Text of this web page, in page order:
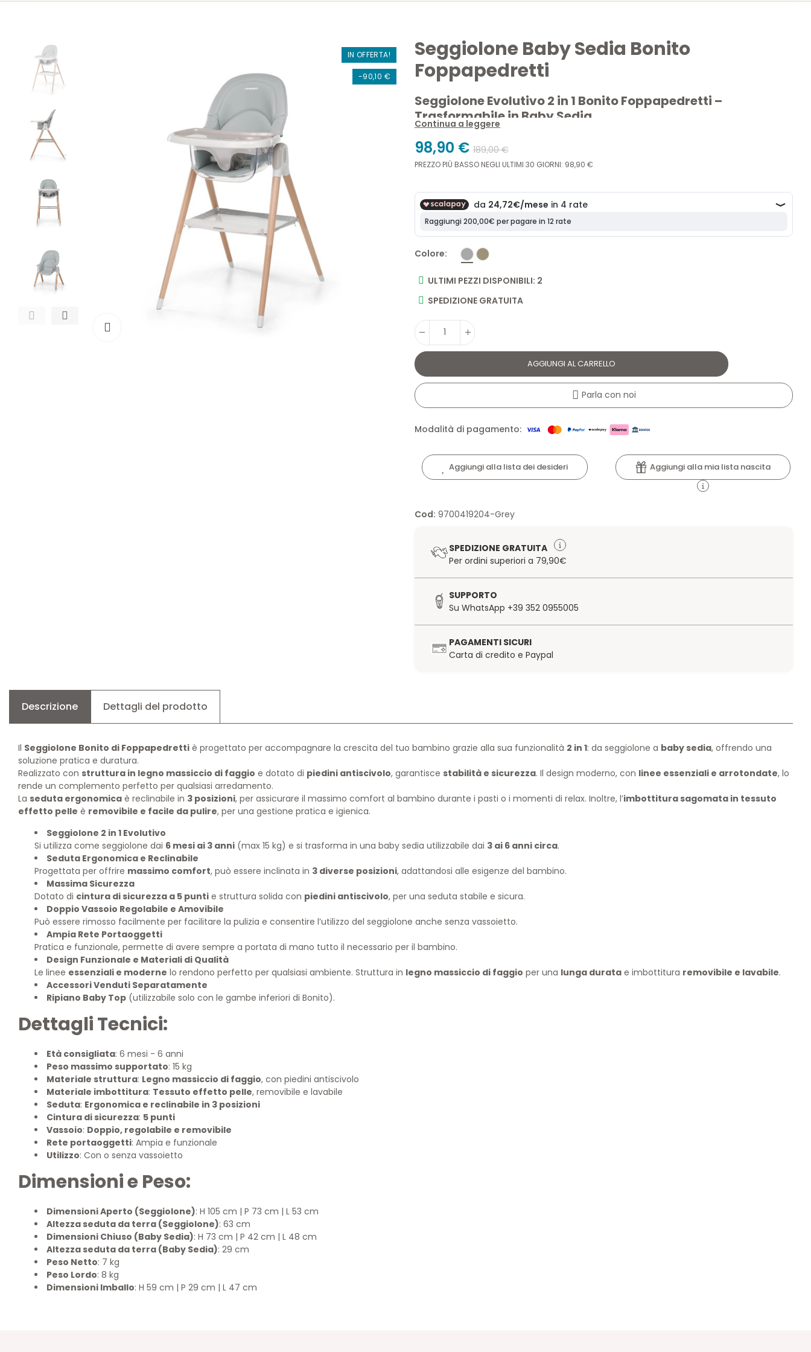
IN OFFERTA!
-90,10 €
Seggiolone Baby Sedia Bonito
Foppapedretti
Seggiolone Evolutivo 2 in 1 Bonito Foppapedretti –
Trasformabile in Baby Sedia
IlSeggiolone Bonito di Foppapedretti
dai6 mesi ai 3 anni(max 15 kg) e trasformabile in una comoda
bambini fino ai6 anni. Con un design elegante e funzionale, si adatta a qualsiasi
Continua a leggere
98,90 € 189,00 €
PREZZO PIÙ BASSO NEGLI ULTIMI 30 GIORNI: 98,90 €
Colore
ULTIMI PEZZI DISPONIBILI: 2
SPEDIZIONE GRATUITA
AGGIUNGI AL CARRELLO
Parla con noi
Modalità di pagamento:
Aggiungi alla lista dei desideri Aggiungi alla mia lista nascita
Cod: 9700419204-Grey
SPEDIZIONE GRATUITA
Per ordini superiori a 79,90€
SUPPORTO
Su WhatsApp +39 352 0955005
PAGAMENTI SICURI
Carta di credito e Paypal
Descrizione Dettagli del prodotto
Il Seggiolone Bonito di Foppapedretti è progettato per accompagnare la crescita del tuo bambino grazie alla sua funzionalità 2 in 1: da seggiolone a baby sedia, offrendo una
soluzione pratica e duratura.
Realizzato con struttura in legno massiccio di faggio e dotato di piedini antiscivolo, garantisce stabilità e sicurezza. Il design moderno, con linee essenziali e arrotondate, lo
rende un complemento perfetto per qualsiasi arredamento.
La seduta ergonomica è reclinabile in 3 posizioni, per assicurare il massimo comfort al bambino durante i pasti o i momenti di relax. Inoltre, l’imbottitura sagomata in tessuto
effetto pelle è removibile e facile da pulire, per una gestione pratica e igienica.
Seggiolone 2 in 1 Evolutivo
Si utilizza come seggiolone dai 6 mesi ai 3 anni (max 15 kg) e si trasforma in una baby sedia utilizzabile dai 3 ai 6 anni circa.
Seduta Ergonomica e Reclinabile
Progettata per offrire massimo comfort, può essere inclinata in 3 diverse posizioni, adattandosi alle esigenze del bambino.
Massima Sicurezza
Dotato di cintura di sicurezza a 5 punti e struttura solida con piedini antiscivolo, per una seduta stabile e sicura.
Doppio Vassoio Regolabile e Amovibile
Può essere rimosso facilmente per facilitare la pulizia e consentire l’utilizzo del seggiolone anche senza vassoietto.
Ampia Rete Portaoggetti
Pratica e funzionale, permette di avere sempre a portata di mano tutto il necessario per il bambino.
Design Funzionale e Materiali di Qualità
Le linee essenziali e moderne lo rendono perfetto per qualsiasi ambiente. Struttura in legno massiccio di faggio per una lunga durata e imbottitura removibile e lavabile.
Accessori Venduti Separatamente
Ripiano Baby Top (utilizzabile solo con le gambe inferiori di Bonito).
Dettagli Tecnici:
Età consigliata: 6 mesi - 6 anni
Peso massimo supportato: 15 kg
Materiale struttura: Legno massiccio di faggio, con piedini antiscivolo
Materiale imbottitura: Tessuto effetto pelle, removibile e lavabile
Seduta: Ergonomica e reclinabile in 3 posizioni
Cintura di sicurezza: 5 punti
Vassoio: Doppio, regolabile e removibile
Rete portaoggetti: Ampia e funzionale
Utilizzo: Con o senza vassoietto
Dimensioni e Peso:
Dimensioni Aperto (Seggiolone): H 105 cm | P 73 cm | L 53 cm
Altezza seduta da terra (Seggiolone): 63 cm
Dimensioni Chiuso (Baby Sedia): H 73 cm | P 42 cm | L 48 cm
Altezza seduta da terra (Baby Sedia): 29 cm
Peso Netto: 7 kg
Peso Lordo: 8 kg
Dimensioni Imballo: H 59 cm | P 29 cm | L 47 cm